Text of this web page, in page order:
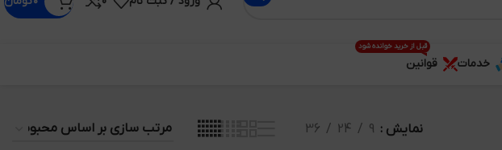
خدمات قوانین
قبل از خرید خوانده شود
نمایش 9
24
36